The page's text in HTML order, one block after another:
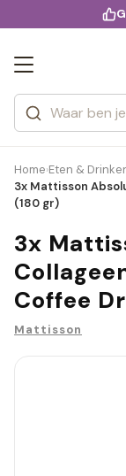
Zoeken
Categorieën
Merken
Home›Eten &
3x Mattisson
(180 gr)
3x
Coffee
Mattisson